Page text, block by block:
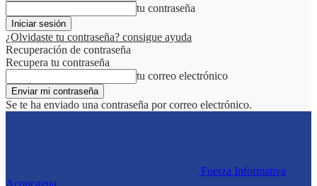
tu contraseña
¿Olvidaste tu contraseña? consigue ayuda
Recuperación de contraseña
Recupera tu contraseña
tu correo electrónico
Se te ha enviado una contraseña por correo electrónico.
Fuerza Informativa
Aconcagua